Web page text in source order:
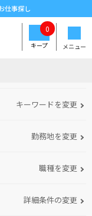
仕事探し
メニュー
キープ
0
キーワードを変更
勤務地を変更
職種を変更
詳細条件の変更